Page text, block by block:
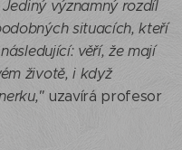
významný rozdíl
situacích, kteří
věří, že mají
životě, i když
uzavírá profesor